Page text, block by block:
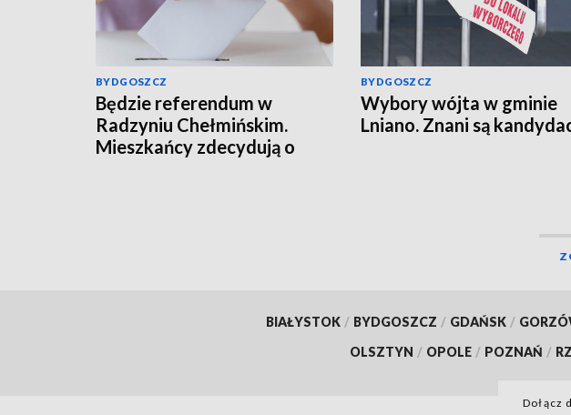
BYDGOSZCZ
Będzie referendum w
Radzyniu Chełmińskim.
Mieszkańcy zdecydują o
BYDGOSZCZ
Wybory wójta w gminie
Lniano. Znani są
BIAŁYSTOK / BYDGOSZCZ / GDAŃSK /
OLSZTYN / OPOLE / POZNAŃ /
Dołącz